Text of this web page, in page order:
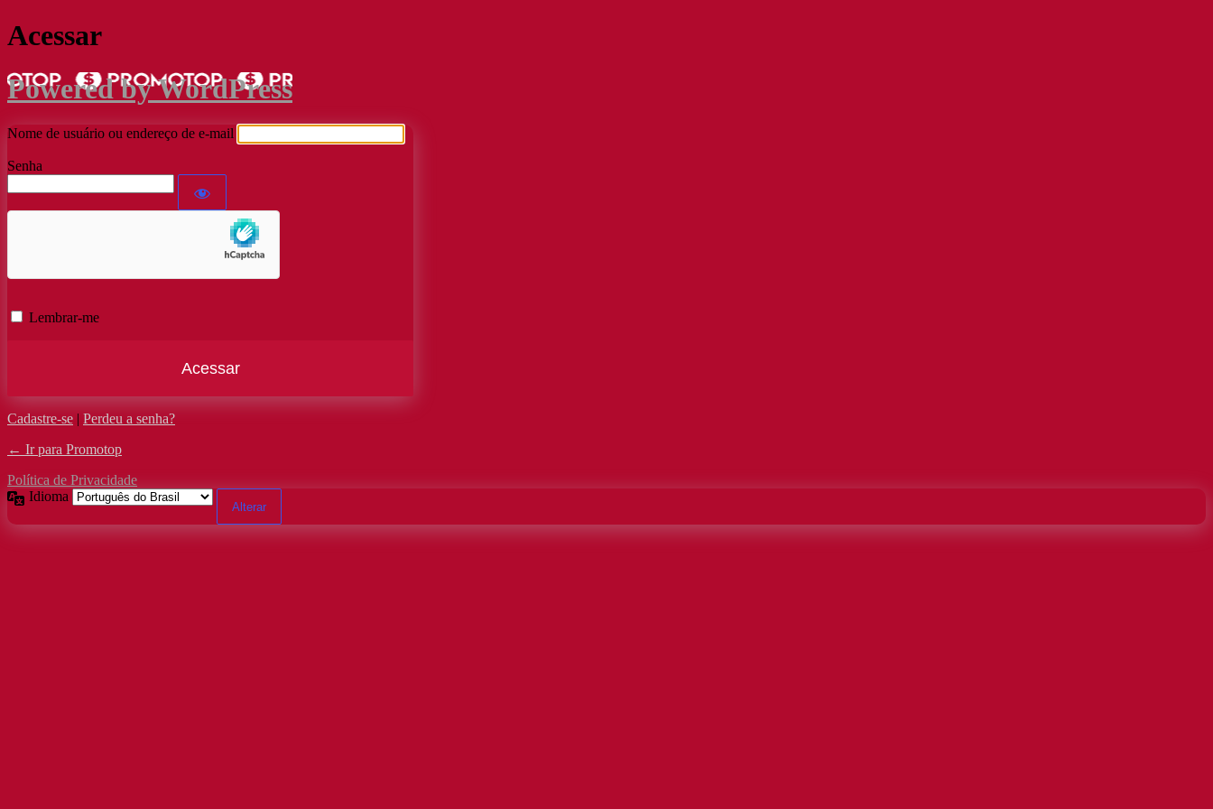
Acessar
Powered by WordPress
Nome de usuário ou endereço de e-mail
Senha
Lembrar-me
Cadastre-se | Perdeu a senha?
← Ir para Promotop
Política de Privacidade
Idioma